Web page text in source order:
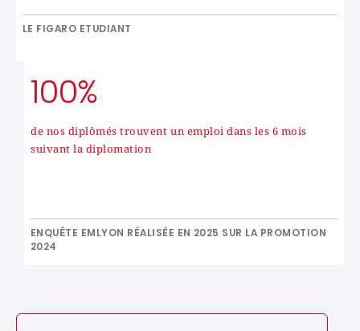
LE FIGARO ETUDIANT
100%
de nos diplômés trouvent un emploi dans les 6 mois
suivant la diplomation
ENQUÊTE EMLYON RÉALISÉE EN 2025 SUR LA PROMOTION
2024